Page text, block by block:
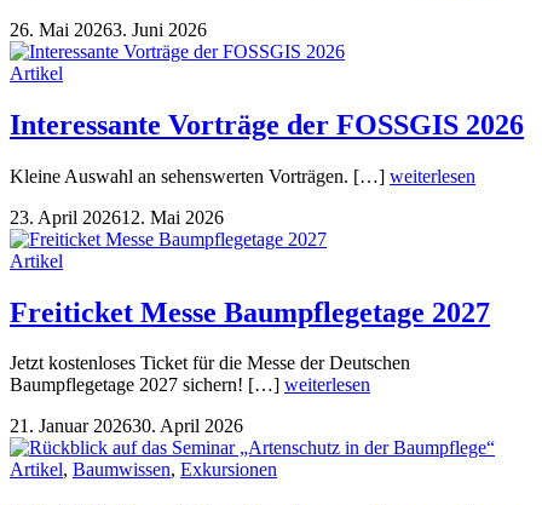
26. Mai 20263. Juni 2026
Artikel
Interessante Vorträge der FOSSGIS 2026
Kleine Auswahl an sehenswerten Vorträgen. […] weiterlesen
23. April 202612. Mai 2026
Artikel
Freiticket Messe Baumpflegetage 2027
Jetzt kostenloses Ticket für die Messe der Deutschen
Baumpflegetage 2027 sichern! […] weiterlesen
21. Januar 202630. April 2026
Artikel, Baumwissen, Exkursionen